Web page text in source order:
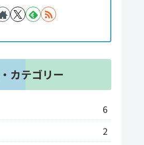
カテゴリー
6
2